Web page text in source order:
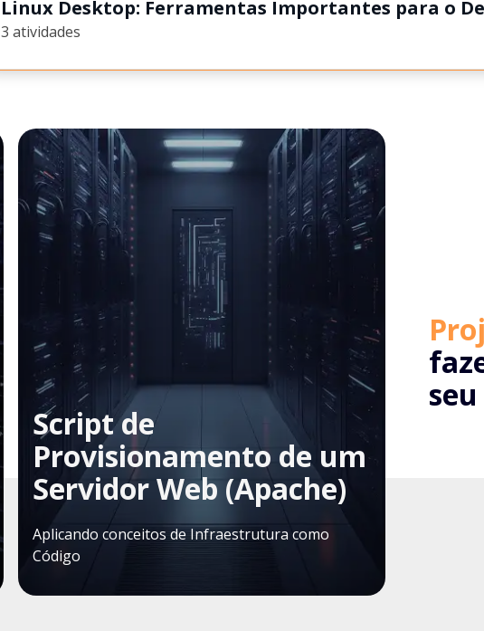
Linux Desktop: Ferramentas Importantes para o
3 atividades
seu
Script de
Provisionamento de um
Servidor Web (Apache)
Aplicando conceitos de Infraestrutura como
Código